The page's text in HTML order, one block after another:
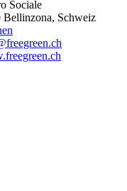
Sociale
Bellinzona, Schweiz